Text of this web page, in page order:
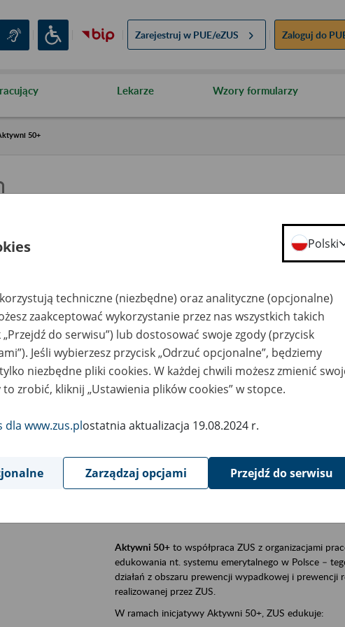
Zarejestruj w PUE/eZUS Zaloguj do
Lekarze Wzory formularzy
50+
ZUS do siebie: Aktywni 50+
Szkolenia
Aktywni 50+, płatnicy, ubezpieczeni
Szkolenie stacjonarne w siedzibie firmy, instytucji,
Aktywni 50+
to inicjatywa Zakładu Ubezpieczeń
promocja aktywności zawodowej osób po
zachęcanie do świadomego planowania kariery i
ZUS przez działania informacyjne i edukacyjne
kontynuowaniu aktywności zawodowej, dbaniu o
Aktywni 50+to współpraca ZUS z organizacjami
edukowania nt. systemu emerytalnego w Polsce –
działań z obszaru prewencji wypadkowej i
realizowanej przez ZUS.
W ramach inicjatywy Aktywni 50+, ZUS edukuje:
Polski
techniczne (niezbędne) oraz analityczne (opcjonalne)
zaakceptować wykorzystanie przez nas wszystkich takich
do serwisu”) lub dostosować swoje zgody (przycisk
Jeśli wybierzesz przycisk „Odrzuć opcjonalne”, będziemy
niezbędne pliki cookies. W każdej chwili możesz zmienić
zrobić, kliknij „Ustawienia plików cookies” w stopce.
dla www.zus.plostatnia aktualizacja 19.08.2024 r.
Zarządzaj opcjami Przejdź do serwisu